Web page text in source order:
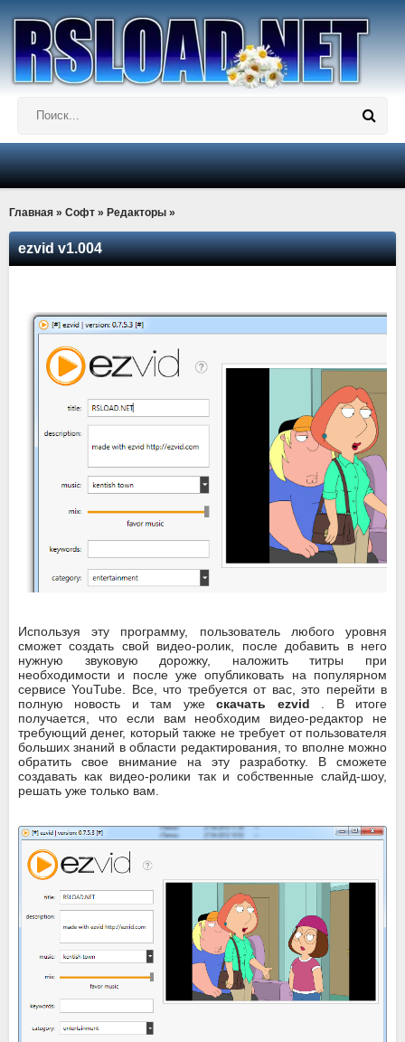
Главная » Софт » Редакторы »
ezvid v1.004
Используя эту программу, пользователь любого уровня
сможет создать свой видео-ролик, после добавить в него
нужную звуковую дорожку, наложить титры при
необходимости и после уже опубликовать на популярном
сервисе YouTube. Все, что требуется от вас, это перейти в
полную новость и там ужескачать ezvid . В итоге
получается, что если вам необходим видео-редактор не
требующий денег, который также не требует от пользователя
больших знаний в области редактирования, то вполне можно
обратить свое внимание на эту разработку. В сможете
создавать как видео-ролики так и собственные слайд-шоу,
решать уже только вам.